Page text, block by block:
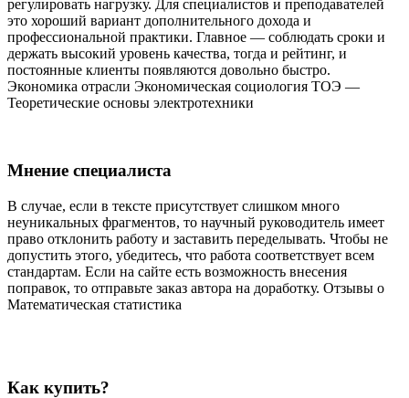
регулировать нагрузку. Для специалистов и преподавателей
это хороший вариант дополнительного дохода и
профессиональной практики. Главное — соблюдать сроки и
держать высокий уровень качества, тогда и рейтинг, и
постоянные клиенты появляются довольно быстро.
Экономика отрасли Экономическая социология ТОЭ —
Теоретические основы электротехники
Мнение специалиста
В случае, если в тексте присутствует слишком много
неуникальных фрагментов, то научный руководитель имеет
право отклонить работу и заставить переделывать. Чтобы не
допустить этого, убедитесь, что работа соответствует всем
стандартам. Если на сайте есть возможность внесения
поправок, то отправьте заказ автора на доработку. Отзывы о
Математическая статистика
Как купить?